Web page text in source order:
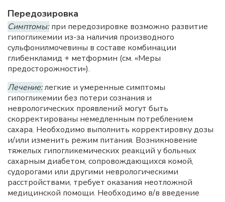
Передозировка
Симптомы:при передозировке возможно развитие
гипогликемии из-за наличия производного
сульфонилмочевины в составе комбинации
глибенкламид + метформин (см. «Меры
предосторожности»).
Лечение:легкие и умеренные симптомы
гипогликемии без потери сознания и
неврологических проявлений могут быть
скорректированы немедленным потреблением
сахара. Необходимо выполнить корректировку дозы
и/или изменить режим питания. Возникновение
тяжелых гипогликемических реакций у больных
сахарным диабетом, сопровождающихся комой,
судорогами или другими неврологическими
расстройствами, требует оказания неотложной
медицинской помощи. Необходимо в/в введение